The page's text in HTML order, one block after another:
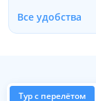
Все удобства
Тур с перелётом